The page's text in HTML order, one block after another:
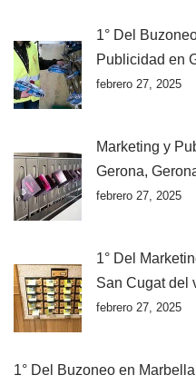
1° Del
Publicidad en
febrero 27, 2025
Marketing y
Gerona,
febrero 27, 2025
1° Del
San Cugat del
febrero 27, 2025
1° Del Buzoneo en